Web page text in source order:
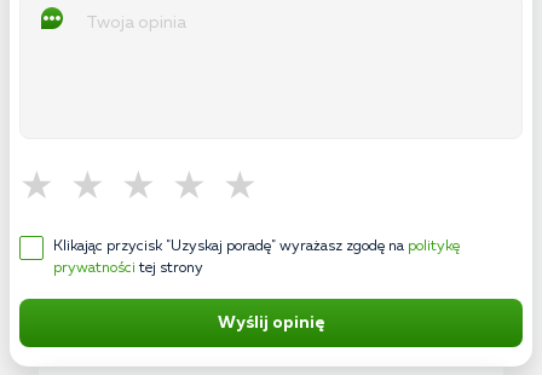
Klikając przycisk "Uzyskaj poradę" wyrażasz zgodę na politykę
prywatności tej strony
Wyślij opinię